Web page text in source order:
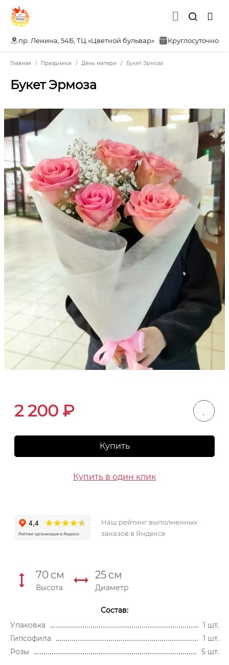
пр. Ленина, 54Б, ТЦ «Цветной бульвар» Круглосуточно
Главная Праздники День матери Букет Эрмоза
Букет Эрмоза
2 200 ₽
Купить
Купить в один клик
Наш рейтинг выполненных
заказов в Яндексе
70 см
Высота
25 см
Диаметр
Состав:
Упаковка
1 шт.
Гипсофила
1 шт.
Розы
5 шт.